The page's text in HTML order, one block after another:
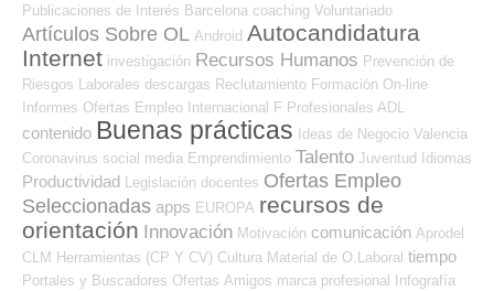
Publicaciones de Interés Barcelona coaching Voluntariado
Artículos Sobre OL Android Autocandidatura
Internet investigación Recursos Humanos Prevención de
Riesgos Laborales descargas Reclutamiento Formación On-line
Informes Ofertas Empleo Internacional F Profesionales ADL
contenido Buenas prácticas Ideas de Negocio Valencia
Coronavirus social media Emprendimiento Talento Juventud Idiomas
Productividad Legislación docentes Ofertas Empleo
Seleccionadas apps EUROPA recursos de
orientación Innovación Motivación comunicación Aprodel
CLM Herramientas (CP Y CV) Cultura Material de O.Laboral tiempo
Portales y Buscadores Ofertas Amigos marca profesional Infografía